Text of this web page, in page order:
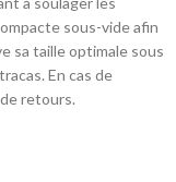
sous-vide afin
sa taille optimale sous
En cas de
retours.